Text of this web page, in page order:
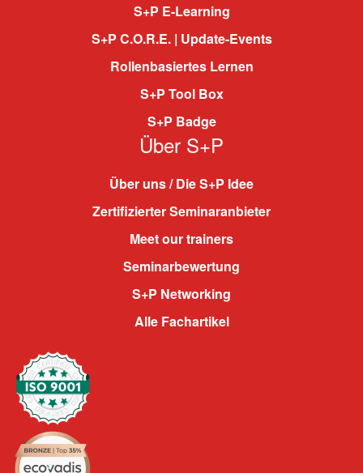
S+P E-Learning
S+P C.O.R.E. | Update-Events
Rollenbasiertes Lernen
S+P Tool Box
S+P Badge
Über S+P
Über uns / Die S+P Idee
Zertifizierter Seminaranbieter
Meet our trainers
Seminarbewertung
S+P Networking
Alle Fachartikel